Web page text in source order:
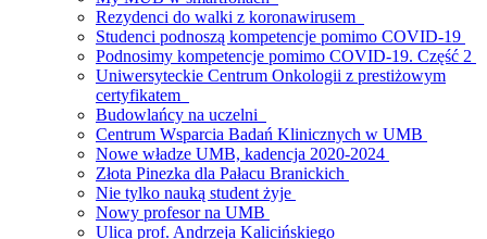
Rezydenci do walki z koronawirusem
Studenci podnoszą kompetencje pomimo COVID-19
Podnosimy kompetencje pomimo COVID-19. Część 2
Uniwersyteckie Centrum Onkologii z prestiżowym
certyfikatem
Budowlańcy na uczelni
Centrum Wsparcia Badań Klinicznych w UMB
Nowe władze UMB, kadencja 2020-2024
Złota Pinezka dla Pałacu Branickich
Nie tylko nauką student żyje
Nowy profesor na UMB
Ulica prof. Andrzeja Kalicińskiego